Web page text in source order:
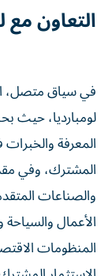
التعاون مع
في سياق متصل،
لومبارديا، حيث
المعرفة
المشترك، وفي
والصناعات
الأعمال
المنظومات